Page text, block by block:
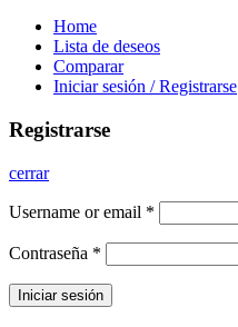
Home
Lista de deseos
Comparar
Iniciar sesión / Registrarse
Registrarse
cerrar
Username or email *
Contraseña *
Iniciar sesión